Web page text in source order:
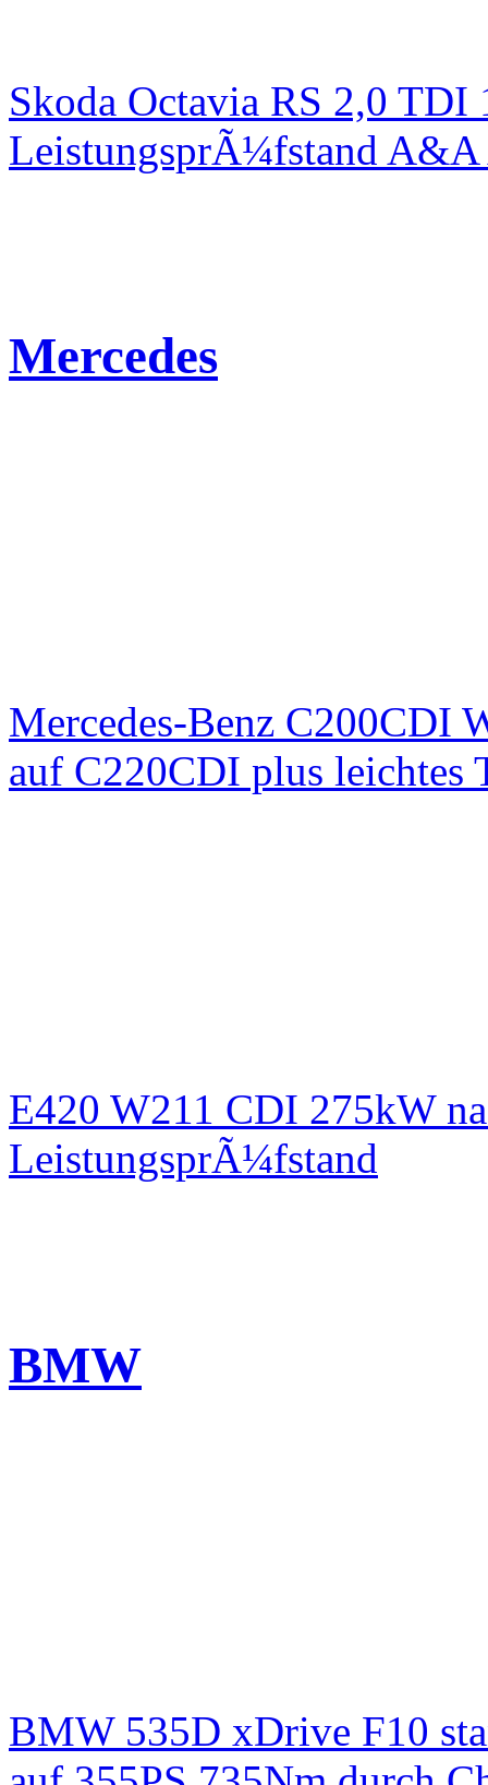
Skoda Octavia RS 2,0
LeistungsprÃ¼fstand
Mercedes
Mercedes-Benz C200CDI
auf C220CDI plus
E420 W211 CDI 275kW
LeistungsprÃ¼fstand
BMW
BMW 535D xDrive F10